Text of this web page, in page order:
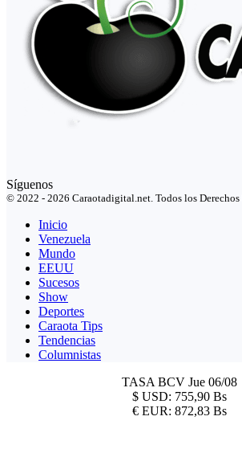
Síguenos
© 2022 - 2026 Caraotadigital.net. Todos los Derechos
Inicio
Venezuela
Mundo
EEUU
Sucesos
Show
Deportes
Caraota Tips
Tendencias
Columnistas
TASA BCV Jue 06/08
$ USD: 755,90 Bs
€ EUR: 872,83 Bs